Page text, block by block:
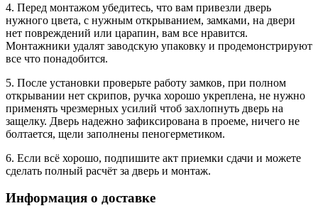
4. Перед монтажом убедитесь, что вам привезли дверь
нужного цвета, с нужным открыванием, замками, на двери
нет повреждений или царапин, вам все нравится.
Монтажники удалят заводскую упаковку и продемонстрируют
все что понадобится.
5. После установки проверьте работу замков, при полном
открывании нет скрипов, ручка хорошо укреплена, не нужно
применять чрезмерных усилий чтоб захлопнуть дверь на
защелку. Дверь надежно зафиксирована в проеме, ничего не
болтается, щели заполнены пеногерметиком.
6. Если всё хорошо, подпишите акт приемки сдачи и можете
сделать полный расчёт за дверь и монтаж.
Информация о доставке